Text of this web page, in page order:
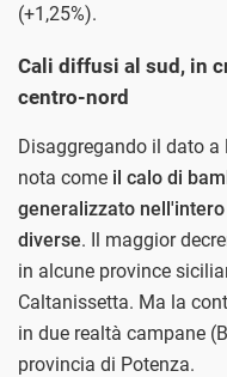
(+1,25%).
Cali diffusi al sud, in
centro-nord
Disaggregando il dato a
nota come il calo di
generalizzato
diverse. Il maggior
in alcune province
Caltanissetta. Ma la
in due realtà campane
provincia di Potenza.